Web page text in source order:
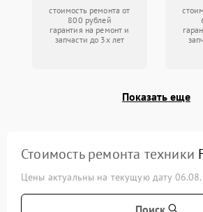
стоимость ремонта от
800 рублей
гарантия на ремонт и
запчасти до 3х лет
Показать еще
Стоимость ремонта техники
Цены актуальны на текущую дату
Поиск